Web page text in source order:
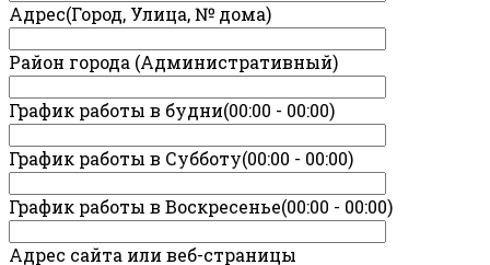
Адрес(Город, Улица, № дома)
Район города (Административный)
График работы в будни(00:00 - 00:00)
График работы в Субботу(00:00 - 00:00)
График работы в Воскресенье(00:00 - 00:00)
Адрес сайта или веб-страницы